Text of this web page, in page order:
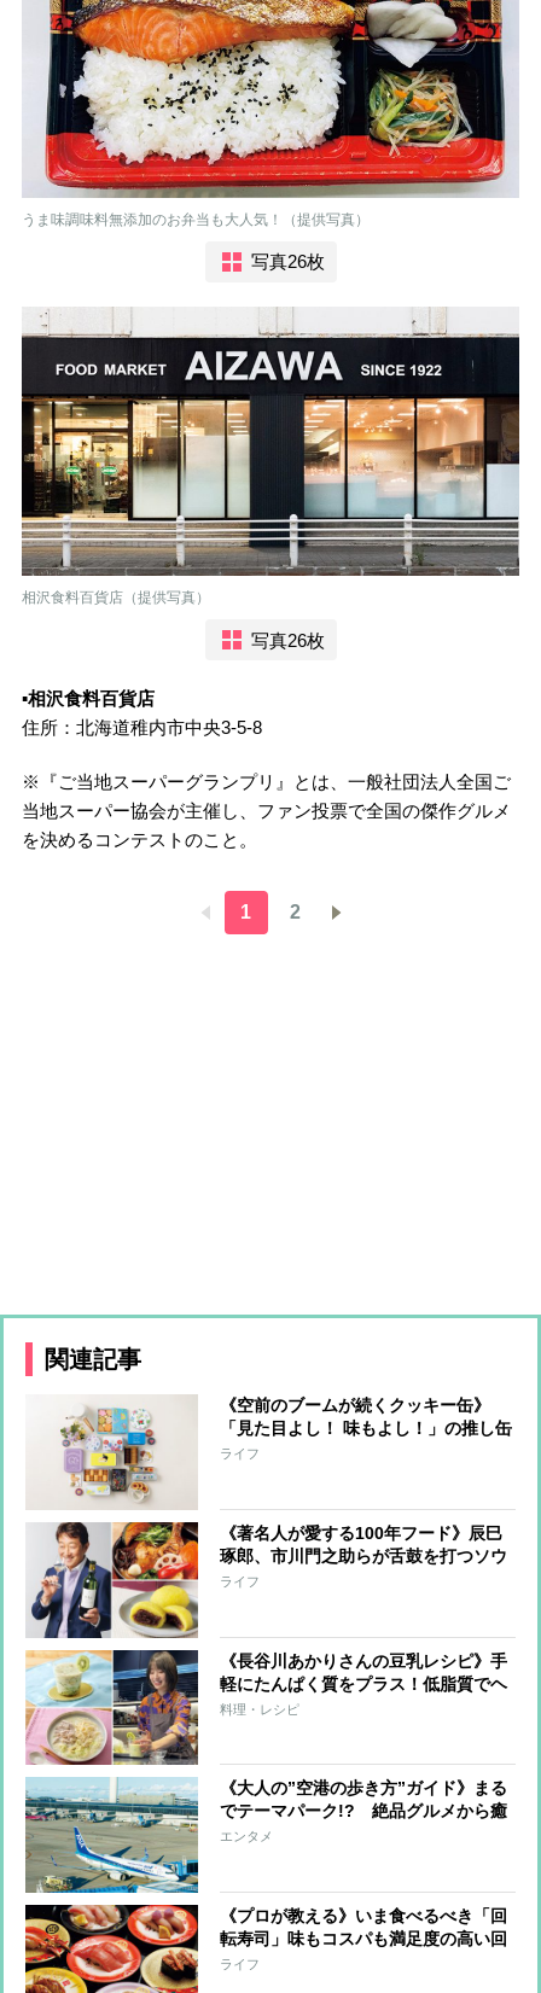
うま味調味料無添加のお弁当も大人気！（提供写真）
写真26枚
相沢食料百貨店（提供写真）
写真26枚
▪️相沢食料百貨店
住所：北海道稚内市中央3-5-8
※『ご当地スーパーグランプリ』とは、一般社団法人全国ご
当地スーパー協会が主催し、ファン投票で全国の傑作グルメ
を決めるコンテストのこと。
1 2
関連記事
《空前のブームが続くクッキー缶》
「見た目よし！ 味もよし！」の推し缶
を専門家3人が厳選！大切な人へのギ
ライフ
《著名人が愛する100年フード》辰巳
琢郎、市川門之助らが舌鼓を打つソウ
ルフードが集結！
ライフ
《長谷川あかりさんの豆乳レシピ》手
軽にたんぱく質をプラス！低脂質でヘ
ルシーな朝昼晩の3品
料理・レシピ
《大人の”空港の歩き方”ガイド》まる
でテーマパーク!? 絶品グルメから癒
しの温泉、極上スイーツ、お土産、江
エンタメ
《プロが教える》いま食べるべき「回
転寿司」味もコスパも満足度の高い回
転寿司店＆自慢のネタを一挙紹介
ライフ